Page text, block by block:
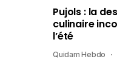
Pujols : la
culinaire
l’été
Quidam Hebdo